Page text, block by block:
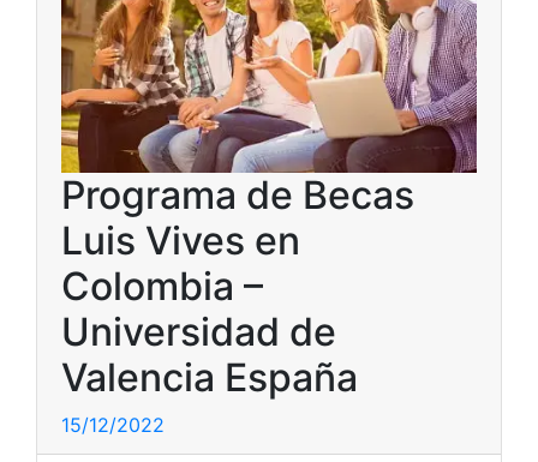
Programa de Becas
Luis Vives en
Colombia –
Universidad de
Valencia España
15/12/2022